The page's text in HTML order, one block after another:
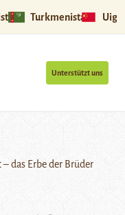
Turkmenistan
Unterstützt uns
das Erbe der Brüder